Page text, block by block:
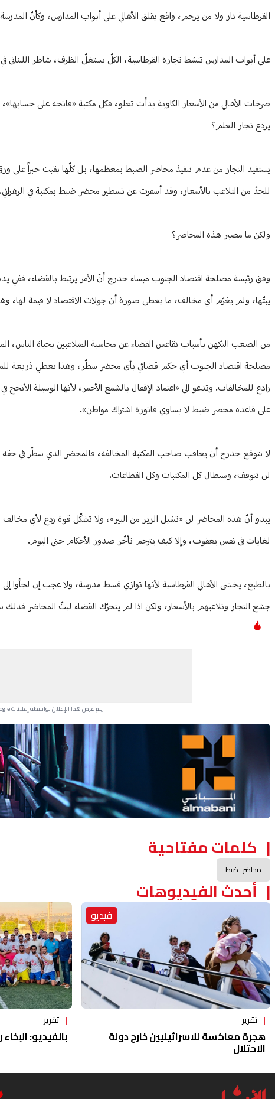
Article Content
القرطاسية نار ولا من يرحم، واقع يقلق الأهالي على أبواب المدارس، وكأنّ
على أبواب المدارس تنشط تجارة القرطاسية، الكلّ يستغلّ الظرف، شاطر
صرخات الأهالي من الأسعار الكاوية بدأت تعلو، فكل مكتبة «فاتحة على
يردع تجار العلم؟
يستفيد التجار من عدم تنفيذ محاضر الضبط بمعظمها، بل كلّها بقيت حبراً على
للحدّ من التلاعب بالأسعار، وقد أسفرت عن تسطير محضر ضبط بمكتبة في الزهراني.
ولكن ما مصير هذه المحاضر؟
وفق رئيسة مصلحة اقتصاد الجنوب ميساء حدرج أنّ الأمر يرتبط بالقضاء،
يبتّها، ولم يغرّم أي مخالف، ما يعطي صورة أن جولات الاقتصاد لا قيمة لها،
من الصعب التكهن بأسباب تقاعس القضاء عن محاسبة المتلاعبين بحياة الناس،
مصلحة اقتصاد الجنوب أي حكم قضائي بأي محضر سطّر، وهذا يعطي ذريعة
رادع للمخالفات. وتدعو الى «اعتماد الإقفال بالشمع الأحمر، لأنها الوسيلة
على قاعدة محضر ضبط لا يساوي فاتورة اشتراك مواطن».
لا تتوقع حدرج أن يعاقب صاحب المكتبة المخالفة، فالمحضر الذي سطّر في
لن تتوقف، وستطال كل المكتبات وكل القطاعات.
يبدو أنّ هذه المحاضر لن «تشيل الزير من البير»، ولا تشكّل قوة ردع لأي
لغايات في نفس يعقوب، وإلا كيف يترجم تأخّر صدور الأحكام حتى اليوم.
بالطبع، يخشى الأهالي القرطاسية لأنها توازي قسط مدرسة، ولا عجب إن لجأوا
جشع التجار وتلاعبهم بالأسعار، ولكن اذا لم يتحرّك القضاء لبتّ المحاضر
يتم عرض هذا الإعلان بواسطة إعلانات Google، ولا يتحكم موقعنا في الإعلانات التي تظهر لكل مستخدم.
Advertisement Section
كلمات مفتاحية
محاضر_ضبط
أحدث الفيديوهات
فيديو
تقرير
هجرة معاكسة للاسرائيليين خارج دولة
الاحتلال
تقرير
بالفيديو: